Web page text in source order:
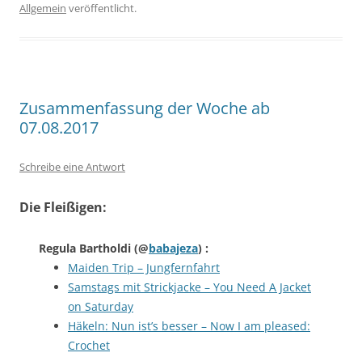
Allgemein veröffentlicht.
Zusammenfassung der Woche ab
07.08.2017
Schreibe eine Antwort
Die Fleißigen:
Regula Bartholdi (@babajeza) :
Maiden Trip – Jungfernfahrt
Samstags mit Strickjacke – You Need A Jacket
on Saturday
Häkeln: Nun ist’s besser – Now I am pleased:
Crochet